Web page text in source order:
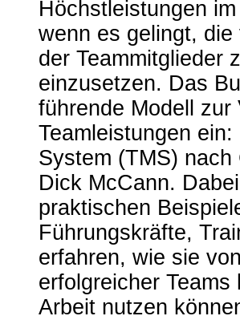
Höchstleistungen
wenn es gelingt,
der Teammitglieder
einzusetzen. Das
führende Modell zur
Teamleistungen
System (TMS)
Dick McCann.
praktischen
Führungskräfte,
erfahren, wie sie
erfolgreicher
Arbeit nutzen